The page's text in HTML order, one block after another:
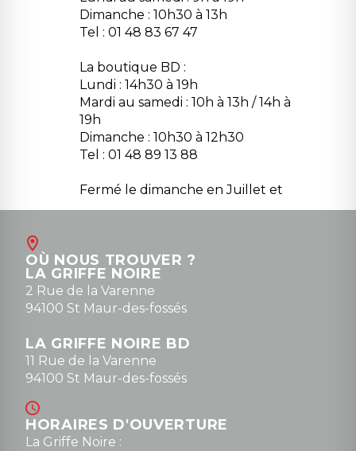
Dimanche : 10h30 à 13h
Tel : 01 48 83 67 47
La boutique BD :
Lundi : 14h30 à 19h
Mardi au samedi : 10h à 13h / 14h à
19h
Dimanche : 10h30 à 12h30
Tel : 01 48 89 13 88
Fermé le dimanche en Juillet et
Août
contact@la-griffe-noire.com
0148836747
OÙ NOUS TROUVER ?
LA GRIFFE NOIRE
2 Rue de la Varenne
94100 St Maur-des-fossés
LA GRIFFE NOIRE BD
11 Rue de la Varenne
94100 St Maur-des-fossés
HORAIRES D'OUVERTURE
La Griffe Noire :